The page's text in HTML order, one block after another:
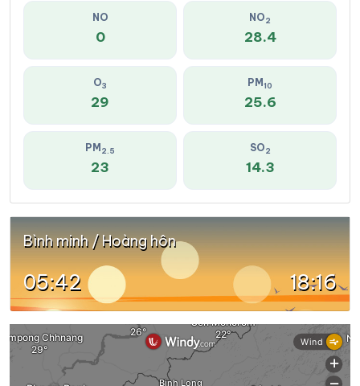
NO
0
NO2
28.4
O3
29
PM 10
25.6
PM 2.5
23
SO2
14.3
Bình minh / Hoàng hôn
05:42 18:16